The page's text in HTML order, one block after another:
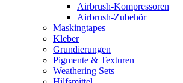
Airbrush-Kompressoren
Airbrush-Zubehör
Maskingtapes
Kleber
Grundierungen
Pigmente & Texturen
Weathering Sets